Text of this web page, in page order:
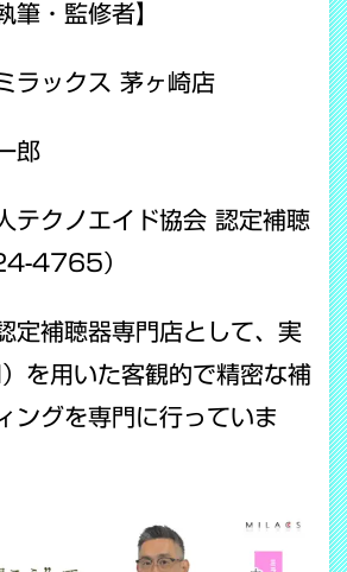
筆・監修者】
ラックス 茅ヶ崎店
郎
テクノエイド協会 認定補聴
4765）
定補聴器専門店として、実
を用いた客観的で精密な補
ングを専門に行っていま